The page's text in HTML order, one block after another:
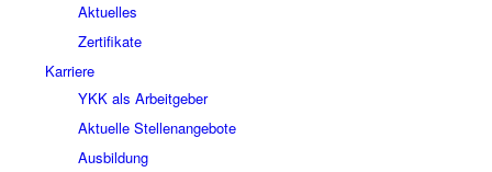
Aktuelles
Zertifikate
Karriere
YKK als Arbeitgeber
Aktuelle Stellenangebote
Ausbildung